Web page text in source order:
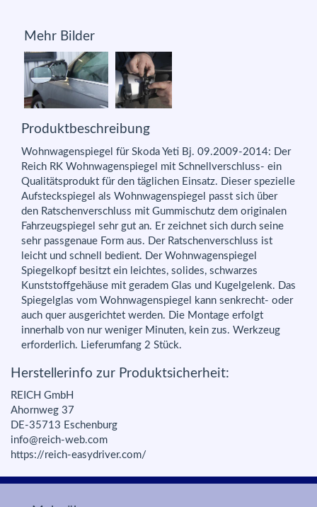
Mehr Bilder
Produktbeschreibung
Wohnwagenspiegel für Skoda Yeti Bj. 09.2009-2014: Der
Reich RK Wohnwagenspiegel mit Schnellverschluss- ein
Qualitätsprodukt für den täglichen Einsatz. Dieser spezielle
Aufsteckspiegel als Wohnwagenspiegel passt sich über
den Ratschenverschluss mit Gummischutz dem originalen
Fahrzeugspiegel sehr gut an. Er zeichnet sich durch seine
sehr passgenaue Form aus. Der Ratschenverschluss ist
leicht und schnell bedient. Der Wohnwagenspiegel
Spiegelkopf besitzt ein leichtes, solides, schwarzes
Kunststoffgehäuse mit geradem Glas und Kugelgelenk. Das
Spiegelglas vom Wohnwagenspiegel kann senkrecht- oder
auch quer ausgerichtet werden. Die Montage erfolgt
innerhalb von nur weniger Minuten, kein zus. Werkzeug
erforderlich. Lieferumfang 2 Stück.
Herstellerinfo zur Produktsicherheit:
REICH GmbH
Ahornweg 37
DE-35713 Eschenburg
info@reich-web.com
https://reich-easydriver.com/